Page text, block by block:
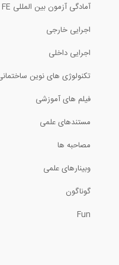
درک مفهوم بیم
فیلتر کردن
آمادگی آزمون بین المللی FE و PE
اجرایی خارجی
اجرایی داخلی
تکنولوژی های نوین ساختمانی
فیلم های آموزشی
مستندهای علمی
مصاحبه ها
وبینارهای علمی